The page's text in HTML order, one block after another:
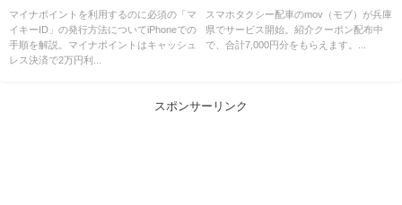
須！
マイナポイントを利用するのに必須の「マ
イキーID」の発行方法についてiPhoneでの
手順を解説。マイナポイントはキャッシュ
レス決済で2万円利...
大7,000円クーポンも！
スマホタクシー配車のmov（モブ）が兵庫
県でサービス開始。紹介クーポン配布中
で、合計7,000円分をもらえます。...
スポンサーリンク